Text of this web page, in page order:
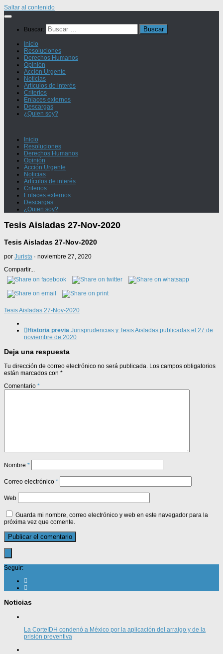
Saltar al contenido
Buscar:
Inicio
Resoluciones
Derechos Humanos
Opinión
Acción Urgente
Noticias
Artículos de interés
Criterios
Enlaces externos
Descargas
¿Quien soy?
Inicio
Resoluciones
Derechos Humanos
Opinión
Acción Urgente
Noticias
Artículos de interés
Criterios
Enlaces externos
Descargas
¿Quien soy?
Tesis Aisladas 27-Nov-2020
Tesis Aisladas 27-Nov-2020
por Jurista · noviembre 27, 2020
Compartir...
Tesis Aisladas 27-Nov-2020
Historia previa Jurisprudencias y Tesis Aisladas publicadas el 27 de
noviembre de 2020
Deja una respuesta
Tu dirección de correo electrónico no será publicada. Los campos obligatorios
están marcados con *
Comentario *
Nombre *
Correo electrónico *
Web
Guarda mi nombre, correo electrónico y web en este navegador para la
próxima vez que comente.
Seguir:
Noticias
La CorteIDH condenó a México por la aplicación del arraigo y de la
prisión preventiva